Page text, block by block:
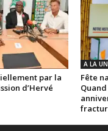
par la
d’Hervé
A LA
Fête